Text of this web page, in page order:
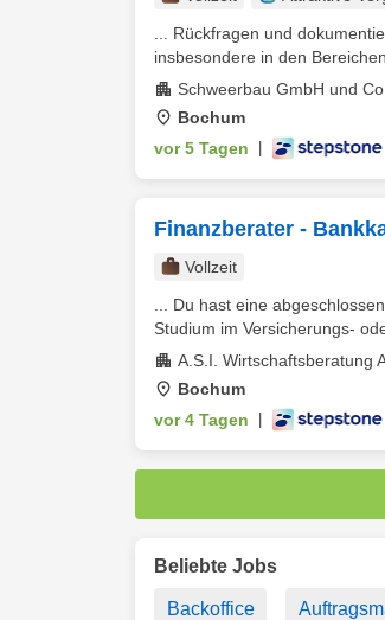
... Rückfragen und
insbesondere in den
Schweerbau GmbH und
Bochum
vor 5 Tagen
Finanzberater -
Vollzeit
... Du hast eine
Studium im Versicherungs-
A.S.I. Wirtschaftsberatung
Bochum
vor 4 Tagen
Beliebte Jobs
Backoffice